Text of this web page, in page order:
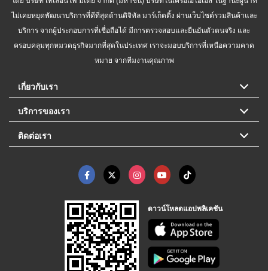
ไม่เคยหยุดพัฒนาบริการที่ดีที่สุดด้านดิจิทัล มาร์เก็ตติ้ง ผ่านเว็บไซต์รวมสินค้าและ
บริการ จากผู้ประกอบการที่เชื่อถือได้ มีการตรวจสอบและยืนยันตัวตนจริง และ
ครอบคลุมทุกหมวดธุรกิจมากที่สุดในประเทศ เราจะมอบบริการที่เหนือความคาด
หมาย จากทีมงานคุณภาพ
เกี่ยวกับเรา
บริการของเรา
ติดต่อเรา
ดาวน์โหลดแอปพลิเคชัน